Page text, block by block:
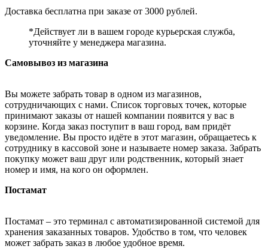
Доставка бесплатна при заказе от 3000 рублей.
*Действует ли в вашем городе курьерская служба,
уточняйте у менеджера магазина.
Самовывоз из магазина
Вы можете забрать товар в одном из магазинов,
сотрудничающих с нами. Список торговых точек, которые
принимают заказы от нашей компании появится у вас в
корзине. Когда заказ поступит в ваш город, вам придёт
уведомление. Вы просто идёте в этот магазин, обращаетесь к
сотруднику в кассовой зоне и называете номер заказа. Забрать
покупку может ваш друг или родственник, который знает
номер и имя, на кого он оформлен.
Постамат
Постамат – это терминал с автоматизированной системой для
хранения заказанных товаров. Удобство в том, что человек
может забрать заказ в любое удобное время.